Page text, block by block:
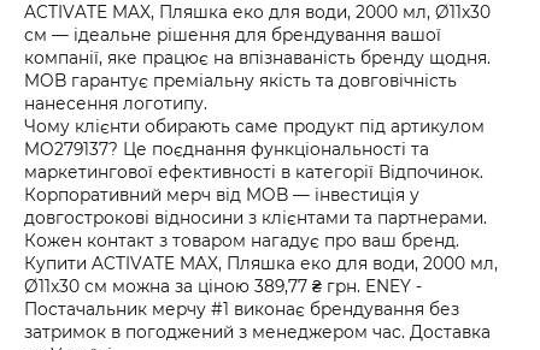
ACTIVATE MAX, Пляшка еко для води, 2000 мл, Ø11x30
см — ідеальне рішення для брендування вашої
компанії, яке працює на впізнаваність бренду щодня.
MOB гарантує преміальну якість та довговічність
нанесення логотипу.
Чому клієнти обирають саме продукт під артикулом
MO279137? Це поєднання функціональності та
маркетингової ефективності в категорії Відпочинок.
Корпоративний мерч від MOB — інвестиція у
довгострокові відносини з клієнтами та партнерами.
Кожен контакт з товаром нагадує про ваш бренд.
Купити ACTIVATE MAX, Пляшка еко для води, 2000 мл,
Ø11x30 см можна за ціною 389,77 ₴ грн. ENEY -
Постачальник мерчу #1 виконає брендування без
затримок в погоджений з менеджером час. Доставка